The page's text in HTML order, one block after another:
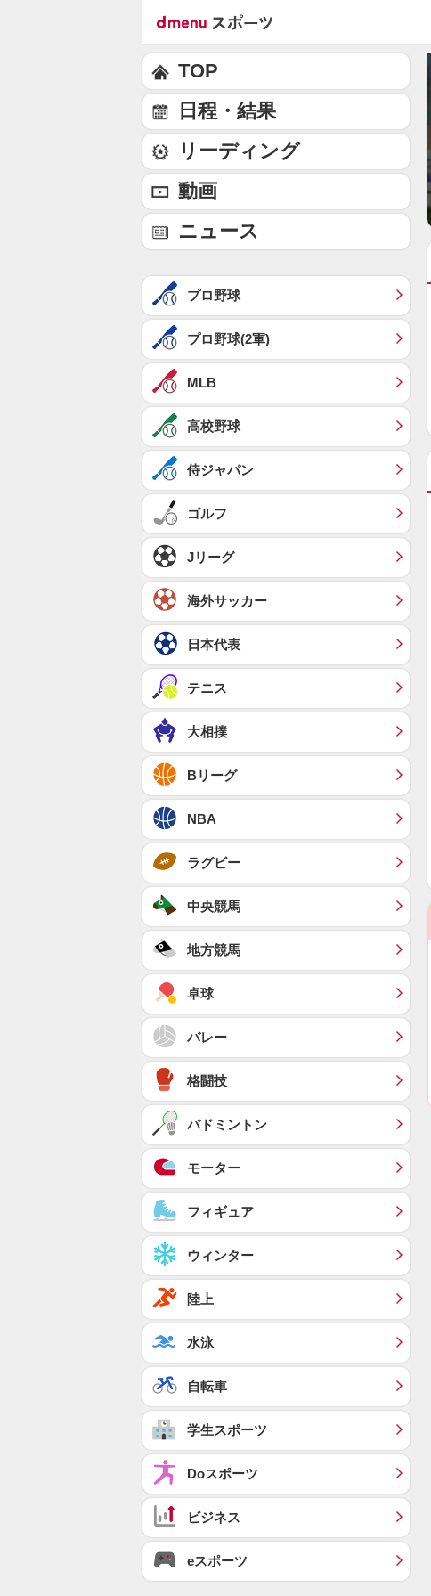
TOP
日程・結果
リーディング
動画
ニュース
プロ野球
プロ野球(2軍)
MLB
高校野球
侍ジャパン
ゴルフ
Jリーグ
海外サッカー
日本代表
テニス
大相撲
Bリーグ
NBA
ラグビー
中央競馬
地方競馬
卓球
バレー
格闘技
バドミントン
モーター
フィギュア
ウィンター
陸上
水泳
自転車
学生スポーツ
Doスポーツ
ビジネス
eスポーツ